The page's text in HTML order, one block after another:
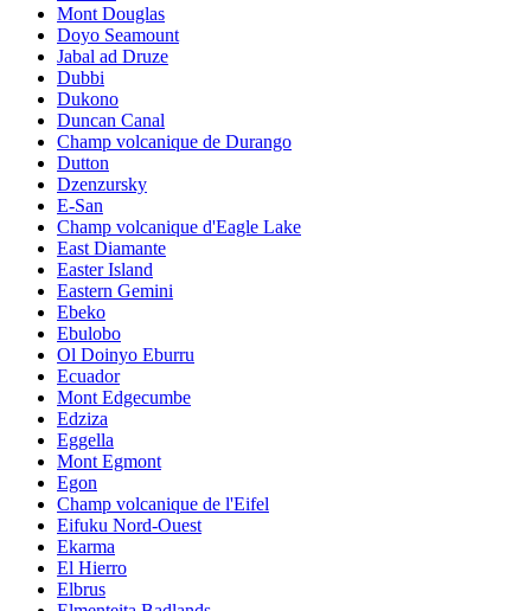
Mont Douglas
Doyo Seamount
Jabal ad Druze
Dubbi
Dukono
Duncan Canal
Champ volcanique de Durango
Dutton
Dzenzursky
E-San
Champ volcanique d'Eagle Lake
East Diamante
Easter Island
Eastern Gemini
Ebeko
Ebulobo
Ol Doinyo Eburru
Ecuador
Mont Edgecumbe
Edziza
Eggella
Mont Egmont
Egon
Champ volcanique de l'Eifel
Eifuku Nord-Ouest
Ekarma
El Hierro
Elbrus